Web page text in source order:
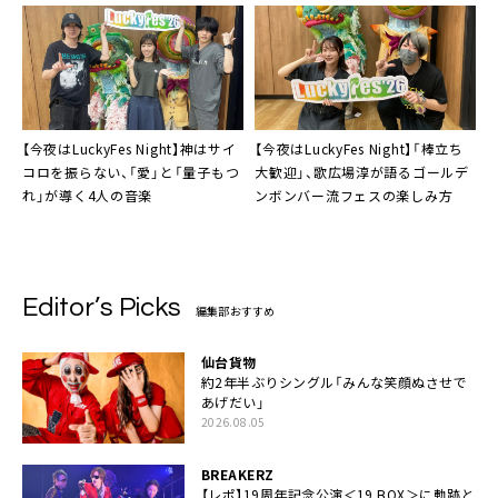
【今夜はLuckyFes Night】神はサイ
コロを振らない、「愛」と「量子もつ
れ」が導く4人の音楽
【今夜はLuckyFes Night】「棒立ち
大歓迎」、歌広場淳が語るゴールデ
ンボンバー流フェスの楽しみ方
Editor’s Picks 編集部おすすめ
仙台貨物
約2年半ぶりシングル「みんな笑顔ぬさせで
あげだい」
2026.08.05
BREAKERZ
【レポ】19周年記念公演＜19 BOX＞に軌跡と